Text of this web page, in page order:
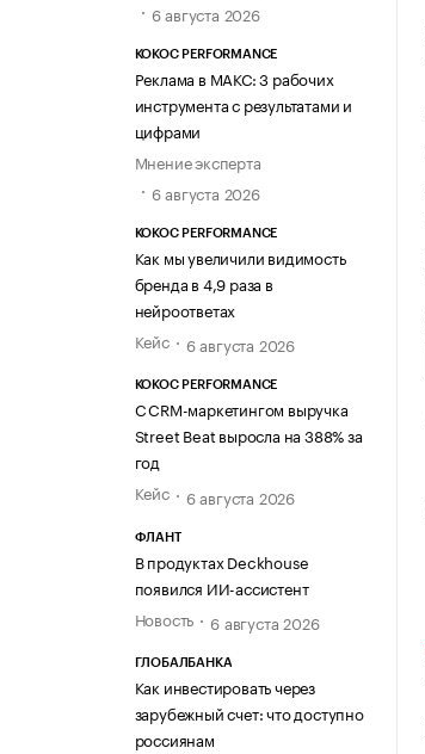
6 августа 2026
KOKOC PERFORMANCE
Реклама в МАКС: 3 рабочих
инструмента с результатами и
цифрами
Мнение эксперта
6 августа 2026
KOKOC PERFORMANCE
Как мы увеличили видимость
бренда в 4,9 раза в
нейроответах
Кейс
6 августа 2026
KOKOC PERFORMANCE
С CRM-маркетингом выручка
Street Beat выросла на 388% за
год
Кейс
6 августа 2026
ФЛАНТ
В продуктах Deckhouse
появился ИИ-ассистент
Новость
6 августа 2026
ГЛОБАЛБАНКА
Как инвестировать через
зарубежный счет: что доступно
россиянам